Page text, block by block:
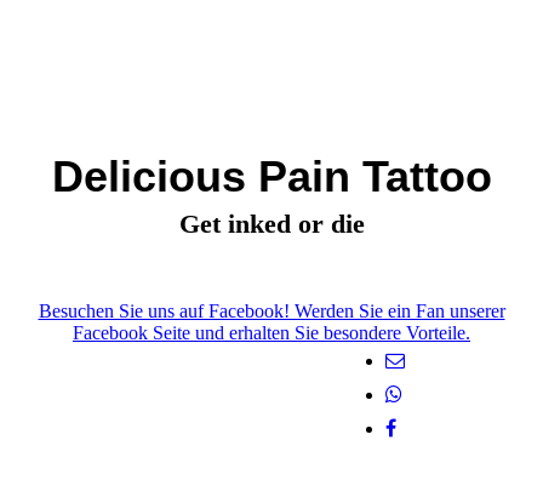
Delicious Pain Tattoo
Get inked or die
Besuchen Sie uns auf Facebook! Werden Sie ein Fan unserer
Facebook Seite und erhalten Sie besondere Vorteile.